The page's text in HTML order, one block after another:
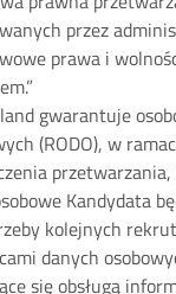
przez
prawa i
gwarantuje
(RODO), w
Kandydata
kolejnych
danych
się obsługą